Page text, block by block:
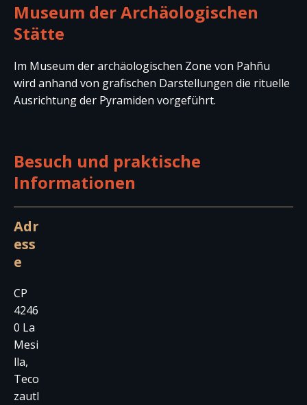
Museum der Archäologischen
Stätte
Im Museum der archäologischen Zone von Pahñu
wird anhand von grafischen Darstellungen die rituelle
Ausrichtung der Pyramiden vorgeführt.
Besuch und praktische
Informationen
Adr
ess
e
CP
4246
0 La
Mesi
lla,
Teco
zautl